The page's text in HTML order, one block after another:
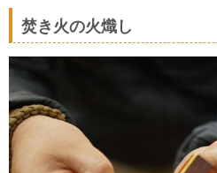
焚き火の火熾し